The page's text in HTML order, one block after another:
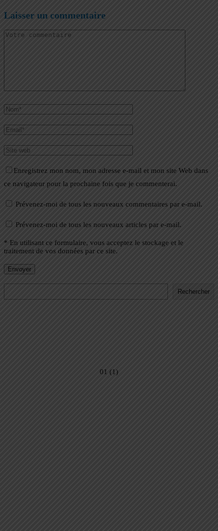
Laisser un commentaire
Enregistrez mon nom, mon adresse e-mail et mon site Web dans
ce navigateur pour la prochaine fois que je commenterai.
Prévenez-moi de tous les nouveaux commentaires par e-mail.
Prévenez-moi de tous les nouveaux articles par e-mail.
* En utilisant ce formulaire, vous acceptez le stockage et le
traitement de vos données par ce site.
Rechercher
01 (1)